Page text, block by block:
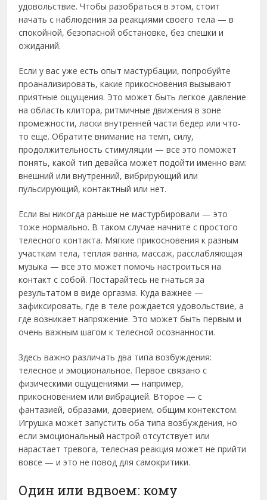
удовольствие. Чтобы разобраться в этом, стоит
начать с наблюдения за реакциями своего тела — в
спокойной, безопасной обстановке, без спешки и
ожиданий.
Если у вас уже есть опыт мастурбации, попробуйте
проанализировать, какие прикосновения вызывают
приятные ощущения. Это может быть легкое давление
на область клитора, ритмичные движения в зоне
промежности, ласки внутренней части бедер или что-
то еще. Обратите внимание на темп, силу,
продолжительность стимуляции — все это поможет
понять, какой тип девайса может подойти именно вам:
внешний или внутренний, вибрирующий или
пульсирующий, контактный или нет.
Если вы никогда раньше не мастурбировали — это
тоже нормально. В таком случае начните с простого
телесного контакта. Мягкие прикосновения к разным
участкам тела, теплая ванна, массаж, расслабляющая
музыка — все это может помочь настроиться на
контакт с собой. Постарайтесь не гнаться за
результатом в виде оргазма. Куда важнее —
зафиксировать, где в теле рождается удовольствие, а
где возникает напряжение. Это может быть первым и
очень важным шагом к телесной осознанности.
Здесь важно различать два типа возбуждения:
телесное и эмоциональное. Первое связано с
физическими ощущениями — например,
прикосновением или вибрацией. Второе — с
фантазией, образами, доверием, общим контекстом.
Игрушка может запустить оба типа возбуждения, но
если эмоциональный настрой отсутствует или
нарастает тревога, телесная реакция может не прийти
вовсе — и это не повод для самокритики.
Один или вдвоем: кому